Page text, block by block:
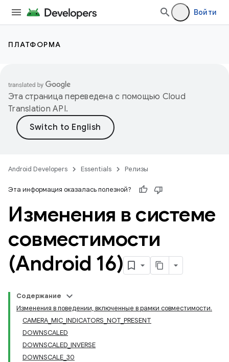
Войти
ПЛАТФОРМА
Эта страница переведена с помощью Cloud
Translation API.
Android Developers Essentials Релизы
Эта информация оказалась полезной?
Изменения в системе
совместимости
(Android 16)
Содержание
Изменения в поведении, включенные в рамки совместимости.
CAMERA_MIC_INDICATORS_NOT_PRESENT
DOWNSCALED
DOWNSCALED_INVERSE
DOWNSCALE_30